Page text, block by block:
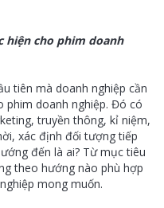
cho phim doanh
tiên mà doanh nghiệp cần
phim doanh nghiệp. Đó có
truyền thông, kỉ niệm,
xác định đối tượng tiếp
đến là ai? Từ mục tiêu
theo hướng nào phù hợp
mong muốn.